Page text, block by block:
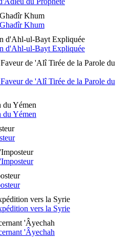
Khum
Khum
d'Ahl-ul-Bayt Expliquée
d'Ahl-ul-Bayt Expliquée
de 'Alî Tirée de la Parole du
de 'Alî Tirée de la Parole du
Yémen
Yémen
vers la Syrie
vers la Syrie
'Âyechah
'Âyechah